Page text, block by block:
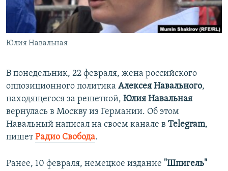
ПОБЕДИТЕЛЕЙ НЕ СУДЯТ?
КРЫМ.НЕПОКОРЕННЫЙ
ELIFBE
ПРИСОЕДИНЯЙТЕСЬ!
Все сайты RFE/RL
Юлия Навальная
В понедельник, 22 февраля, жена российского
оппозиционного политика Алексея Навального,
находящегося за решеткой, Юлия Навальная
вернулась в Москву из Германии. Об этом
Навальный написал на своем канале в Telegram,
пишетРадио Свобода.
Ранее, 10 февраля, немецкое издание "Шпигель"